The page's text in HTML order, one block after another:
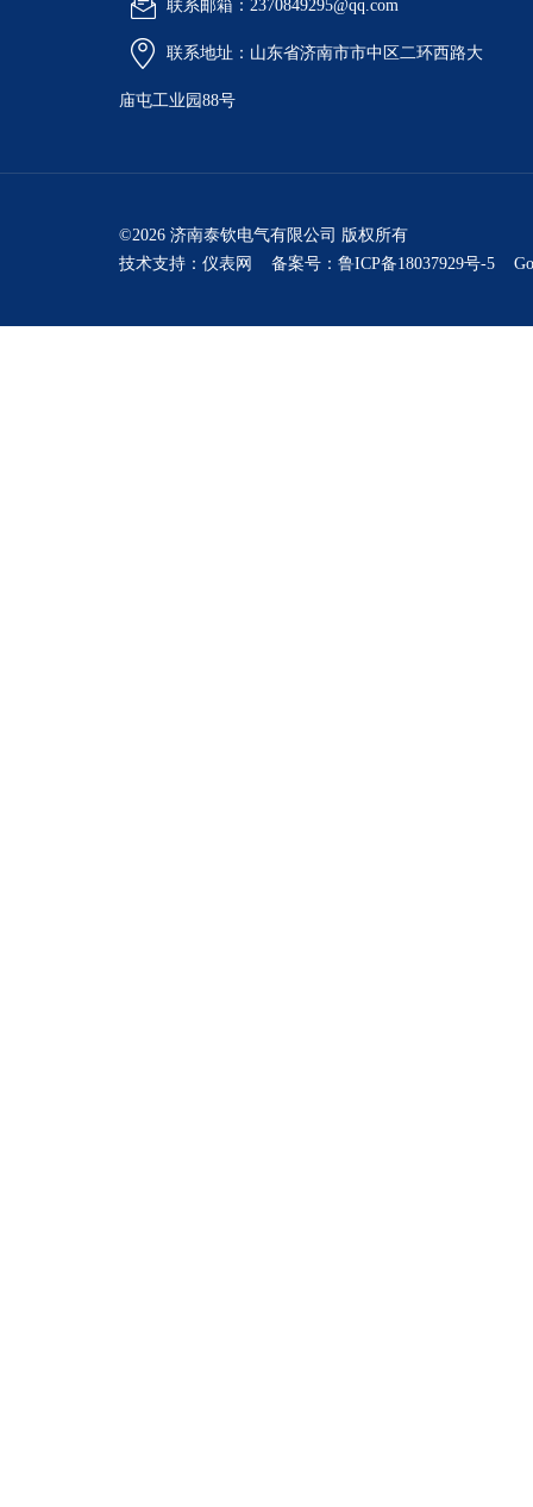
联系邮箱：2370849295@qq.com
联系地址：山东省济南市市中区二环西路大
庙屯工业园88号
©2026 济南泰钦电气有限公司 版权所有
技术支持： 仪表网 备案号：鲁ICP备18037929号-5